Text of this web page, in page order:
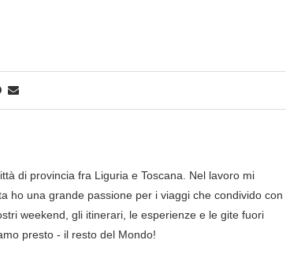
di provincia fra Liguria e Toscana. Nel lavoro mi
ho una grande passione per i viaggi che condivido con
weekend, gli itinerari, le esperienze e le gite fuori
presto - il resto del Mondo!